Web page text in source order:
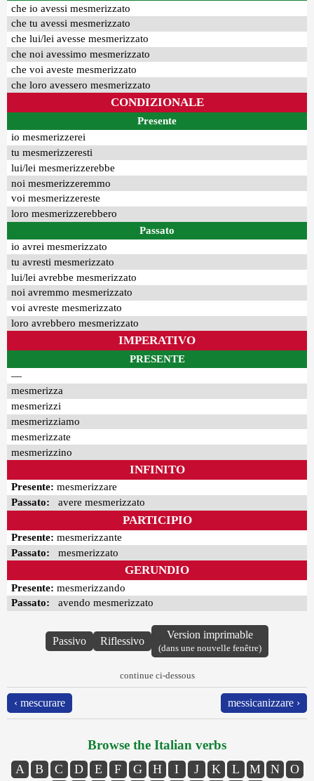
che io avessi mesmerizzato
che tu avessi mesmerizzato
che lui/lei avesse mesmerizzato
che noi avessimo mesmerizzato
che voi aveste mesmerizzato
che loro avessero mesmerizzato
CONDIZIONALE
Presente
io mesmerizzerei
tu mesmerizzeresti
lui/lei mesmerizzerebbe
noi mesmerizzeremmo
voi mesmerizzereste
loro mesmerizzerebbero
Passato
io avrei mesmerizzato
tu avresti mesmerizzato
lui/lei avrebbe mesmerizzato
noi avremmo mesmerizzato
voi avreste mesmerizzato
loro avrebbero mesmerizzato
IMPERATIVO
PRESENTE
—
mesmerizza
mesmerizzi
mesmerizziamo
mesmerizzate
mesmerizzino
INFINITO
Presente: mesmerizzare
Passato: avere mesmerizzato
PARTICIPIO
Presente: mesmerizzante
Passato: mesmerizzato
GERUNDIO
Presente: mesmerizzando
Passato: avendo mesmerizzato
Passivo Riflessivo
Version imprimable
(dans une nouvelle fenêtre)
continue ci-dessous
‹ mescurare messicanizzare ›
Browse the Italian verbs
A B C D E F G H I J K L M N
O